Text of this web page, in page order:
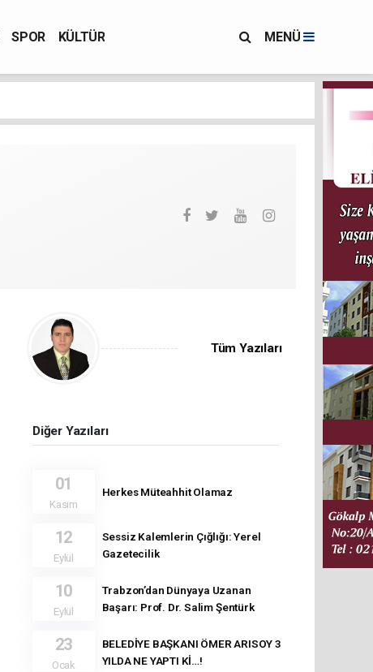
SPOR KÜLTÜR MENÜ
Tüm Yazıları
Diğer Yazıları
01
Kasım
Herkes Müteahhit Olamaz
12
Eylül
Sessiz Kalemlerin Çığlığı: Yerel
Gazetecilik
10
Eylül
Trabzon’dan Dünyaya Uzanan
Başarı: Prof. Dr. Salim Şentürk
23
Ocak
BELEDİYE BAŞKANI ÖMER ARISOY 3
YILDA NE YAPTI Kİ…!